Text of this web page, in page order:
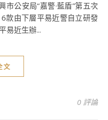
公安局“嘉警·藍盾”第五次
款由下層平易近警自立研發
易近生辦...
文
0 評論